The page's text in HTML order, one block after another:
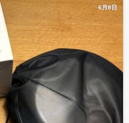
6月8日